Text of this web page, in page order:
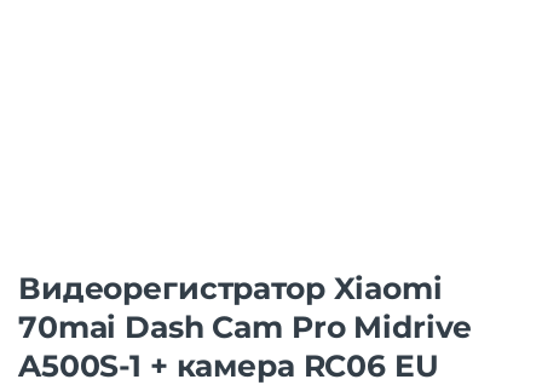
Видеорегистратор Xiaomi
70mai Dash Cam Pro Midrive
A500S-1 + камера RC06 EU